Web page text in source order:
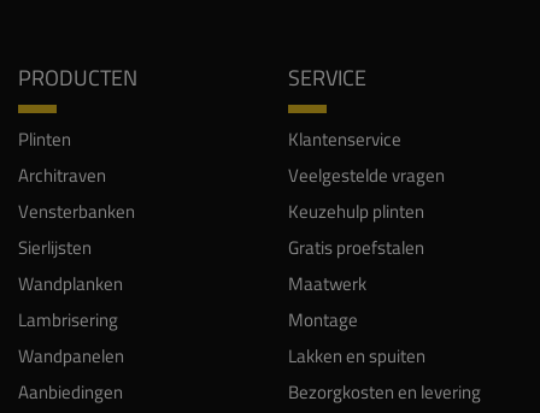
PRODUCTEN
Plinten
Architraven
Vensterbanken
Sierlijsten
Wandplanken
Lambrisering
Wandpanelen
Aanbiedingen
SERVICE
Klantenservice
Veelgestelde vragen
Keuzehulp plinten
Gratis proefstalen
Maatwerk
Montage
Lakken en spuiten
Bezorgkosten en levering